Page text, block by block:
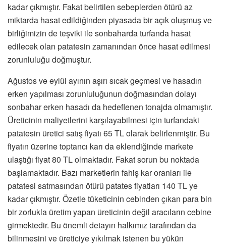
kadar çıkmıştır. Fakat belirtilen sebeplerden ötürü az
miktarda hasat edildiğinden piyasada bir açık oluşmuş ve
birliğimizin de teşviki ile sonbaharda turfanda hasat
edilecek olan patatesin zamanından önce hasat edilmesi
zorunluluğu doğmuştur.
Ağustos ve eylül ayının aşırı sıcak geçmesi ve hasadın
erken yapılması zorunluluğunun doğmasından dolayı
sonbahar erken hasadı da hedeflenen tonajda olmamıştır.
Üreticinin maliyetlerini karşılayabilmesi için turfandaki
patatesin üretici satış fiyatı 65 TL olarak belirlenmiştir. Bu
fiyatın üzerine toptancı karı da eklendiğinde markete
ulaştığı fiyat 80 TL olmaktadır. Fakat sorun bu noktada
başlamaktadır. Bazı marketlerin fahiş kar oranları ile
patatesi satmasından ötürü patates fiyatları 140 TL ye
kadar çıkmıştır. Özetle tüketicinin cebinden çıkan para bin
bir zorlukla üretim yapan üreticinin değil aracıların cebine
girmektedir. Bu önemli detayın halkımız tarafından da
bilinmesini ve üreticiye yıkılmak istenen bu yükün